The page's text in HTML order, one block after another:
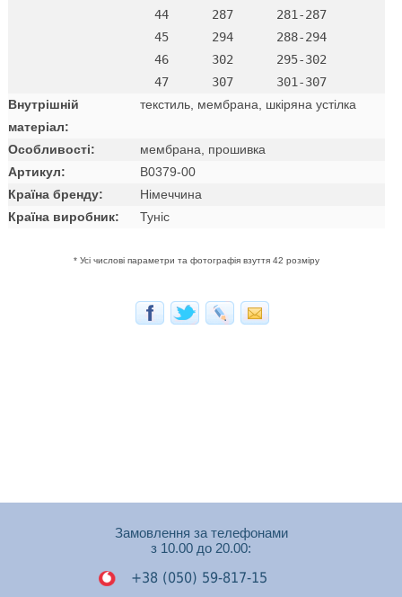
  44      287      281-287
  45      294      288-294
  46      302      295-302
Внутрішній
матеріал:
текстиль, мембрана, шкіряна устілка
Особливості:
мембрана, прошивка
Артикул:
B0379-00
Країна бренду:
Німеччина
Країна виробник:
Туніс
* Усі числові параметри та фотографія взуття 42 розміру
Замовлення за телефонами
з 10.00 до 20.00:
+38 (050) 59-817-15